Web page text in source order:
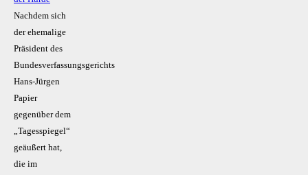
Nachdem sich
der ehemalige
Präsident des
Bundesverfassungsgerichts
Hans-Jürgen
Papier
gegenüber dem
„Tagesspiegel“
geäußert hat,
die im